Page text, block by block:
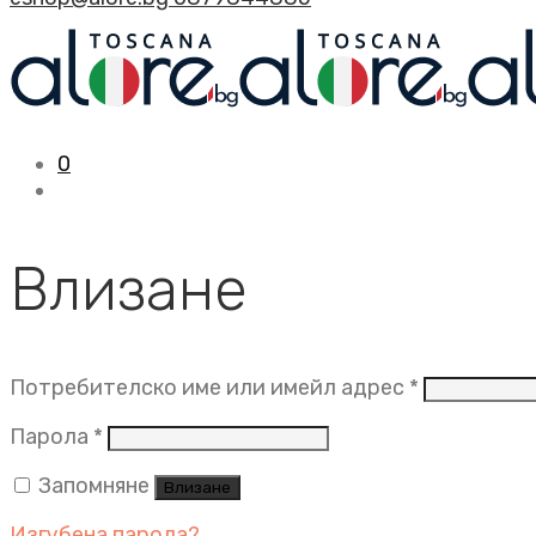
0
Влизане
Потребителско име или имейл адрес *
Парола * Задължително
Запомняне
Влизане